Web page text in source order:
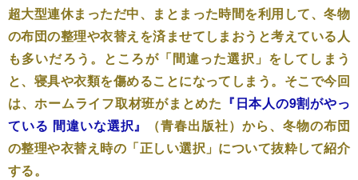
超大型連休まっただ中、まとまった時間を利用して、冬物
の布団の整理や衣替えを済ませてしまおうと考えている人
も多いだろう。ところが「間違った選択」をしてしまう
と、寝具や衣類を傷めることになってしまう。そこで今回
は、ホームライフ取材班がまとめた 『日本人の9割がやっ
ている 間違いな選択』
（青春出版社）から、冬物の布団
の整理や衣替え時の「正しい選択」について抜粋して紹介
する。